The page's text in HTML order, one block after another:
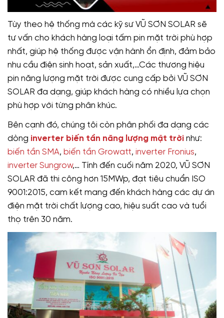
Tùy theo hệ thống mà các kỹ sư VŨ SƠN SOLAR sẽ
tư vấn cho khách hàng loại tấm pin mặt trời phù hợp
nhất, giúp hệ thống được vận hành ổn định, đảm bảo
nhu cầu điện sinh hoạt, sản xuất,…Các thương hiệu
pin năng lượng mặt trời được cung cấp bởi VŨ SƠN
SOLAR đa dạng, giúp khách hàng có nhiều lựa chọn
phù hợp với từng phân khúc.
Bên cạnh đó, chúng tôi còn phân phối đa dạng các
dòng inverter biến tần năng lượng mặt trời như:
biến tần SMA, biến tần Growatt, inverter Fronius,
inverter Sungrow,… Tính đến cuối năm 2020, VŨ SƠN
SOLAR đã thi công hơn 15MWp, đạt tiêu chuẩn ISO
9001:2015, cam kết mang đến khách hàng các dự án
điện mặt trời chất lượng cao, hiệu suất cao và tuổi
thọ trên 30 năm.